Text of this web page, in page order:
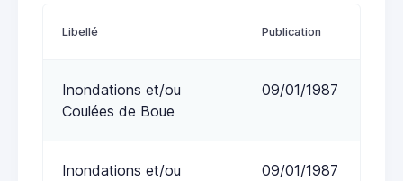
Libellé Publication
Inondations et/ou
Coulées de Boue
09/01/1987
Inondations et/ou
09/01/1987